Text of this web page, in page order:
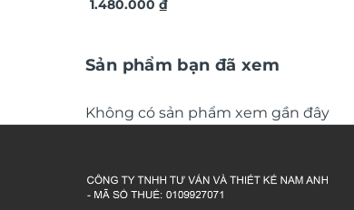
TDV20
1.480.000₫
Sản phẩm bạn đã xem
Không có sản phẩm xem gần đây